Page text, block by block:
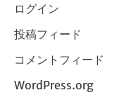
ログイン
投稿フィード
コメントフィード
WordPress.org